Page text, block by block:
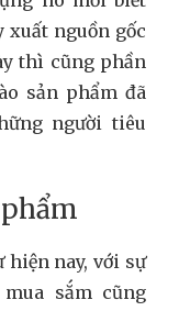
xuất nguồn gốc
thì cũng phần
sản phẩm đã
người tiêu
nay, với sự
sắm cũng